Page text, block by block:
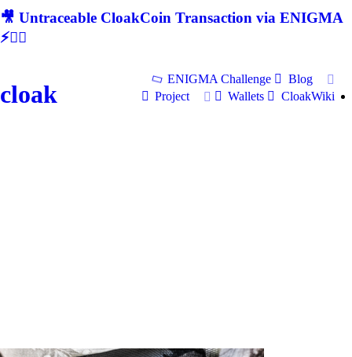
🎥 Untraceable CloakCoin Transaction via ENIGMA
⚡🕵‍♂
cloak
ENIGMA Challenge
Blog
Project
Wallets CloakWiki